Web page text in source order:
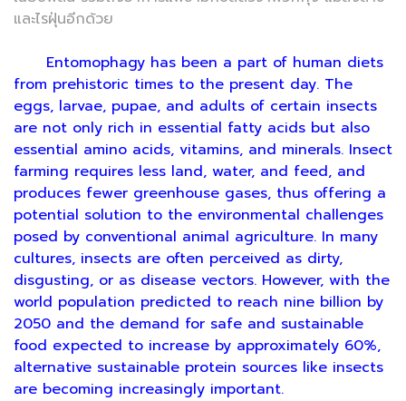
และไรฝุ่นอีกด้วย
Entomophagy has been a part of human diets
from prehistoric times to the present day. The
eggs, larvae, pupae, and adults of certain insects
are not only rich in essential fatty acids but also
essential amino acids, vitamins, and minerals. Insect
farming requires less land, water, and feed, and
produces fewer greenhouse gases, thus offering a
potential solution to the environmental challenges
posed by conventional animal agriculture. In many
cultures, insects are often perceived as dirty,
disgusting, or as disease vectors. However, with the
world population predicted to reach nine billion by
2050 and the demand for safe and sustainable
food expected to increase by approximately 60%,
alternative sustainable protein sources like insects
are becoming increasingly important.